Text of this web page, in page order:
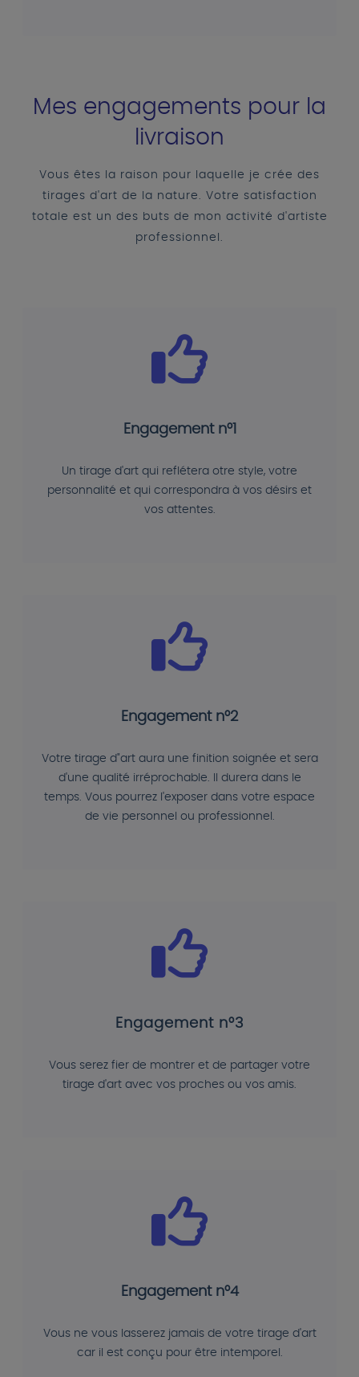
Mes engagements pour la
livraison
Vous êtes la raison pour laquelle je crée des
tirages d'art de la nature. Votre satisfaction
totale est un des buts de mon activité d'artiste
professionnel.
Engagement n°1
Un tirage d'art qui reflétera otre style, votre
personnalité et qui correspondra à vos désirs et
vos attentes.
Engagement n°2
Votre tirage d"art aura une finition soignée et sera
d'une qualité irréprochable. Il durera dans le
temps. Vous pourrez l'exposer dans votre espace
de vie personnel ou professionnel.
Engagement n°3
Vous serez fier de montrer et de partager votre
tirage d'art avec vos proches ou vos amis.
Engagement n°4
Vous ne vous lasserez jamais de votre tirage d'art
car il est conçu pour être intemporel.